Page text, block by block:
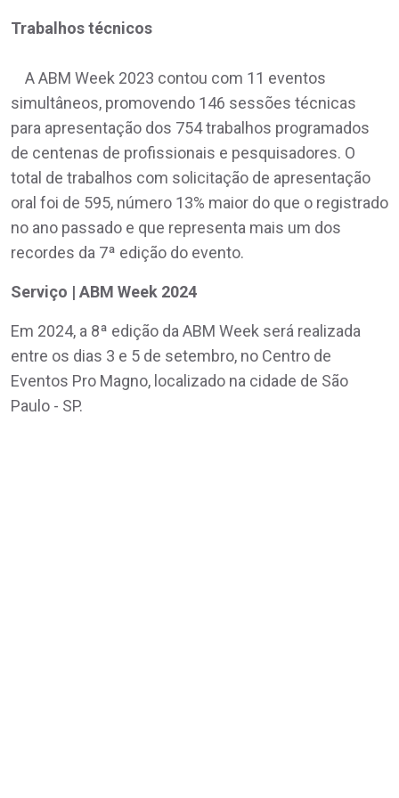
Trabalhos técnicos
A ABM Week 2023 contou com 11 eventos
simultâneos, promovendo 146 sessões técnicas
para apresentação dos 754 trabalhos programados
de centenas de profissionais e pesquisadores. O
total de trabalhos com solicitação de apresentação
oral foi de 595, número 13% maior do que o registrado
no ano passado e que representa mais um dos
recordes da 7ª edição do evento.
Serviço | ABM Week 2024
Em 2024, a 8ª edição da ABM Week será realizada
entre os dias 3 e 5 de setembro, no Centro de
Eventos Pro Magno, localizado na cidade de São
Paulo - SP.